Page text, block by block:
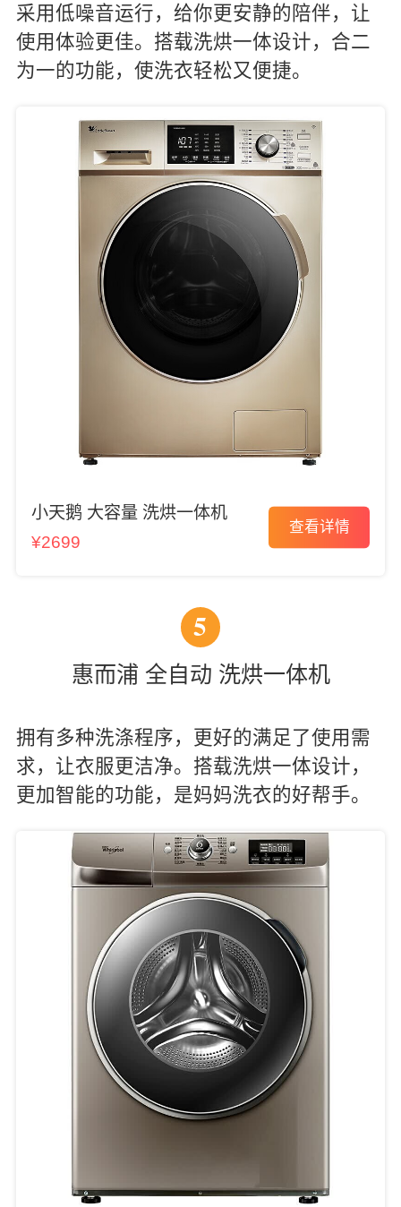
采用低噪音运行，给你更安静的陪伴，让
使用体验更佳。搭载洗烘一体设计，合二
为一的功能，使洗衣轻松又便捷。
小天鹅 大容量 洗烘一体机
¥2699
查看详情
5
惠而浦 全自动 洗烘一体机
拥有多种洗涤程序，更好的满足了使用需
求，让衣服更洁净。搭载洗烘一体设计，
更加智能的功能，是妈妈洗衣的好帮手。